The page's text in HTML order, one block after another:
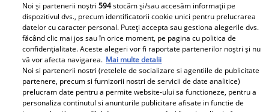
Libertatea pentru Femei
Noi și partenerii noștri594stocăm și/sau accesăm informații pe
dispozitivul dvs., precum identificatorii cookie unici pentru prelucrarea
datelor cu caracter personal. Puteți accepta sau gestiona alegerile dvs.
făcând clic mai jos sau în orice moment, pe pagina cu politica de
confidențialitate. Aceste alegeri vor fi raportate partenerilor noștri și nu
vă vor afecta navigarea. Mai multe detalii
Noi si partenerii nostri (retelele de socializare si agentiile de publicitate
partenere, precum si furnizorii nostri de servicii de date analitice)
prelucram date pentru a permite website-ului sa functioneze, pentru a
personaliza continutul si anunturile publicitare afisate in functie de